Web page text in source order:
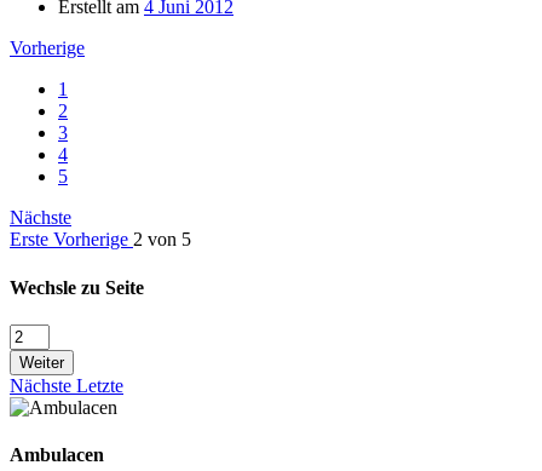
Erstellt am 4 Juni 2012
Vorherige
1
2
3
4
5
Nächste
Erste Vorherige 2 von 5
Wechsle zu Seite
Weiter
Nächste Letzte
Ambulacen